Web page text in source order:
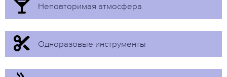
Неповторимая атмосфера
Одноразовые инструменты